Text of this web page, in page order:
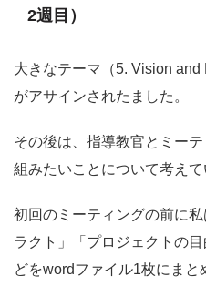
2週目）
大きなテーマ（5. Vision
がアサインされたました。
その後は、指導教官とミー
組みたいことについて考えて
初回のミーティングの前に
ラクト」「プロジェクトの
どをwordファイル1枚にまと